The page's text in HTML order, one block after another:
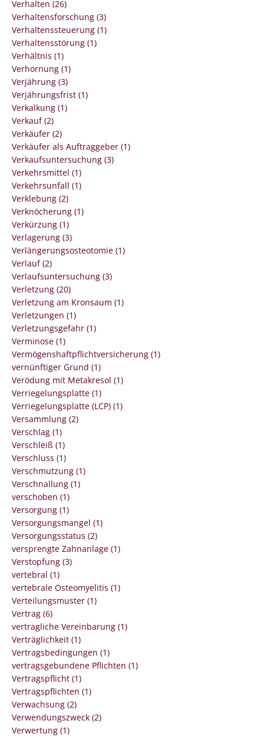
Verhalten (26)
Verhaltensforschung (3)
Verhaltenssteuerung (1)
Verhaltensstörung (1)
Verhältnis (1)
Verhornung (1)
Verjährung (3)
Verjährungsfrist (1)
Verkalkung (1)
Verkauf (2)
Verkäufer (2)
Verkäufer als Auftraggeber (1)
Verkaufsuntersuchung (3)
Verkehrsmittel (1)
Verkehrsunfall (1)
Verklebung (2)
Verknöcherung (1)
Verkürzung (1)
Verlagerung (3)
Verlängerungsosteotomie (1)
Verlauf (2)
Verlaufsuntersuchung (3)
Verletzung (20)
Verletzung am Kronsaum (1)
Verletzungen (1)
Verletzungsgefahr (1)
Verminose (1)
Vermögenshaftpflichtversicherung (1)
vernünftiger Grund (1)
Verödung mit Metakresol (1)
Verriegelungsplatte (1)
Verriegelungsplatte (LCP) (1)
Versammlung (2)
Verschlag (1)
Verschleiß (1)
Verschluss (1)
Verschmutzung (1)
Verschnallung (1)
verschoben (1)
Versorgung (1)
Versorgungsmangel (1)
Versorgungsstatus (2)
versprengte Zahnanlage (1)
Verstopfung (3)
vertebral (1)
vertebrale Osteomyelitis (1)
Verteilungsmuster (1)
Vertrag (6)
vertragliche Vereinbarung (1)
Verträglichkeit (1)
Vertragsbedingungen (1)
vertragsgebundene Pflichten (1)
Vertragspflicht (1)
Vertragspflichten (1)
Verwachsung (2)
Verwendungszweck (2)
Verwertung (1)